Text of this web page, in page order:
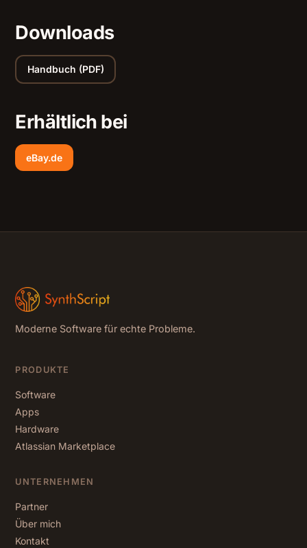
Downloads
Handbuch (PDF)
Erhältlich bei
eBay.de
Moderne Software für echte Probleme.
PRODUKTE
Software
Apps
Hardware
Atlassian Marketplace
UNTERNEHMEN
Partner
Über mich
Kontakt